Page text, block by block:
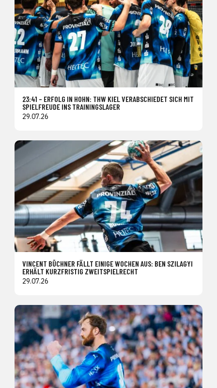
23:41 – ERFOLG IN HOHN: THW KIEL VERABSCHIEDET SICH MIT
SPIELFREUDE INS TRAININGSLAGER
29.07.26
VINCENT BÜCHNER FÄLLT EINIGE WOCHEN AUS: BEN SZILAGYI
ERHÄLT KURZFRISTIG ZWEITSPIELRECHT
29.07.26